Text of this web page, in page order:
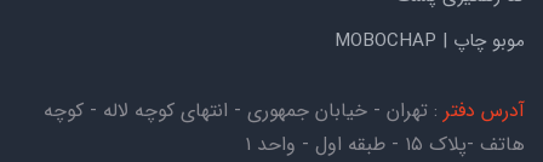
موبو چاپ | MOBOCHAP
آدرس دفتر : تهران - خیابان جمهوری - انتهای کوچه لاله - کوچه
هاتف -پلاک ۱۵ - طبقه اول - واحد ۱